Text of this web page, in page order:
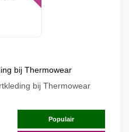
bij Thermowear
bij Thermowear
Populair